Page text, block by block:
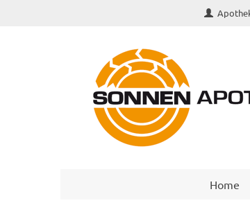
Home